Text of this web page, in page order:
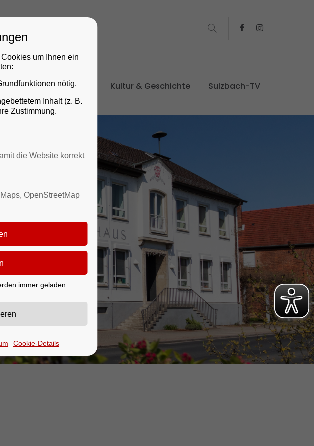
Verkehr Freizeit Kultur & Geschichte Sulzbach-TV
um Ihnen ein
nötig.
Inhalt (z. B.
Zustimmung.
die Website korrekt
OpenStreetMap
immer geladen.
Cookie-Details